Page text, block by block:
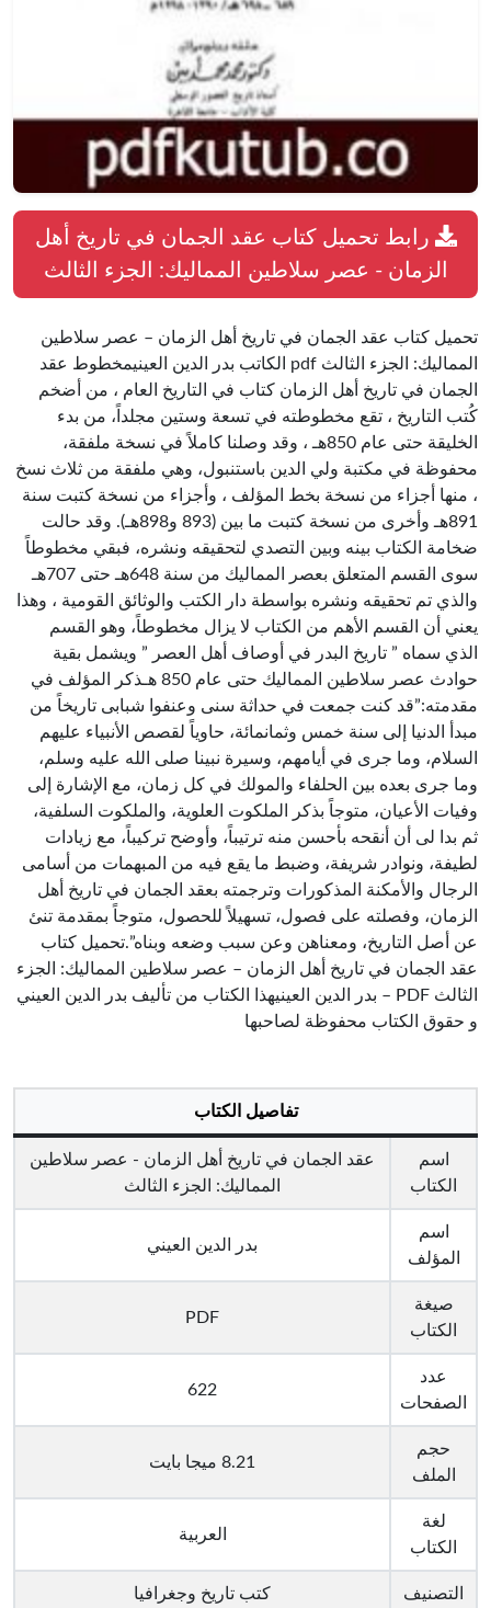
رابط تحميل كتاب عقد الجمان في تاريخ أهل
الزمان - عصر سلاطين المماليك: الجزء الثالث
تحميل كتاب عقد الجمان في تاريخ أهل الزمان – عصر سلاطين
المماليك: الجزء الثالث pdf الكاتب بدر الدين العينيمخطوط عقد
الجمان في تاريخ أهل الزمان كتاب في التاريخ العام ، من أضخم
كُتب التاريخ ، تقع مخطوطته في تسعة وستين مجلداً، من بدء
الخليقة حتى عام 850هـ ، وقد وصلنا كاملاً في نسخة ملفقة،
محفوظة في مكتبة ولي الدين باستنبول، وهي ملفقة من ثلاث نسخ
، منها أجزاء من نسخة بخط المؤلف ، وأجزاء من نسخة كتبت سنة
891هـ وأخرى من نسخة كتبت ما بين (893 و898هـ). وقد حالت
ضخامة الكتاب بينه وبين التصدي لتحقيقه ونشره، فبقي مخطوطاً
سوى القسم المتعلق بعصر المماليك من سنة 648هـ حتى 707هـ
والذي تم تحقيقه ونشره بواسطة دار الكتب والوثائق القومية ، وهذا
يعني أن القسم الأهم من الكتاب لا يزال مخطوطاً، وهو القسم
الذي سماه ” تاريخ البدر في أوصاف أهل العصر ” ويشمل بقية
حوادث عصر سلاطين المماليك حتى عام 850 هـذكر المؤلف في
مقدمته:”قد كنت جمعت في حداثة سنى وعنفوا شبابى تاريخاً من
مبدأ الدنيا إلى سنة خمس وثمانمائة، حاوياً لقصص الأنبياء عليهم
السلام، وما جرى في أيامهم، وسيرة نبينا صلى الله عليه وسلم،
وما جرى بعده بين الحلفاء والمولك في كل زمان، مع الإشارة إلى
وفيات الأعيان، متوجاً بذكر الملكوت العلوية، والملكوت السلفية،
ثم بدا لى أن أنقحه بأحسن منه ترتيباً، وأوضح تركيباً، مع زيادات
لطيفة، ونوادر شريفة، وضبط ما يقع فيه من المبهمات من أسامى
الرجال والأمكنة المذكورات وترجمته بعقد الجمان في تاريخ أهل
الزمان، وفصلته على فصول، تسهيلاً للحصول، متوجاً بمقدمة تنئ
عن أصل التاريخ، ومعناهن وعن سبب وضعه وبناه”.تحميل كتاب
عقد الجمان في تاريخ أهل الزمان – عصر سلاطين المماليك: الجزء
الثالث PDF – بدر الدين العينيهذا الكتاب من تأليف بدر الدين العيني
و حقوق الكتاب محفوظة لصاحبها
تفاصيل الكتاب
اسم
الكتاب
عقد الجمان في تاريخ أهل الزمان - عصر سلاطين
المماليك: الجزء الثالث
اسم
المؤلف
بدر الدين العيني
صيغة
الكتاب
PDF
عدد
الصفحات
622
حجم
الملف
8.21 ميجا بايت
لغة
الكتاب
العربية
التصنيف كتب تاريخ وجغرافيا